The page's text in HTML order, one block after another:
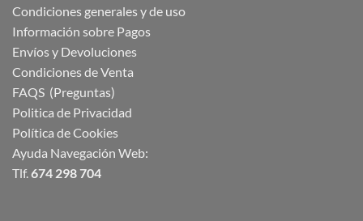
Condiciones generales y de uso
Información sobre Pagos
Envíos y Devoluciones
Condiciones de Venta
FAQS (Preguntas)
Politica de Privacidad
Política de Cookies
Ayuda Navegación Web:
Tlf.674 298 704